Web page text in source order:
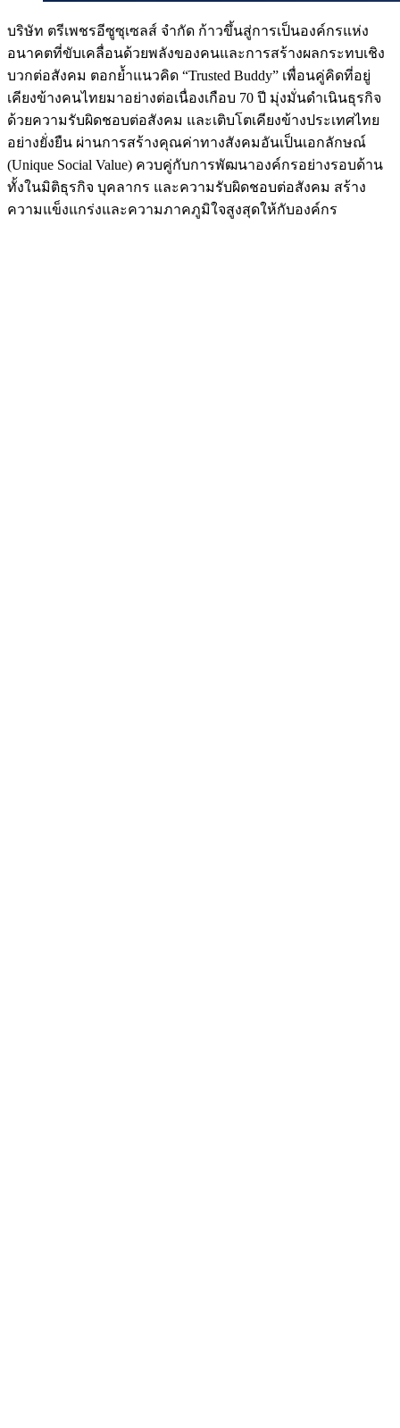
บริษัท ตรีเพชรอีซูซุเซลส์ จำกัด ก้าวขึ้นสู่การเป็นองค์กรแห่ง
อนาคตที่ขับเคลื่อนด้วยพลังของคนและการสร้างผลกระทบเชิง
บวกต่อสังคม ตอกย้ำแนวคิด “Trusted Buddy” เพื่อนคู่คิดที่อยู่
เคียงข้างคนไทยมาอย่างต่อเนื่องเกือบ 70 ปี มุ่งมั่นดำเนินธุรกิจ
ด้วยความรับผิดชอบต่อสังคม และเติบโตเคียงข้างประเทศไทย
อย่างยั่งยืน ผ่านการสร้างคุณค่าทางสังคมอันเป็นเอกลักษณ์
(Unique Social Value) ควบคู่กับการพัฒนาองค์กรอย่างรอบด้าน
ทั้งในมิติธุรกิจ บุคลากร และความรับผิดชอบต่อสังคม สร้าง
ความแข็งแกร่งและความภาคภูมิใจสูงสุดให้กับองค์กร